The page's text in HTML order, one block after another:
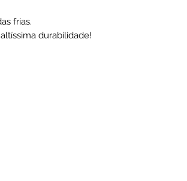
frias.
durabilidade!